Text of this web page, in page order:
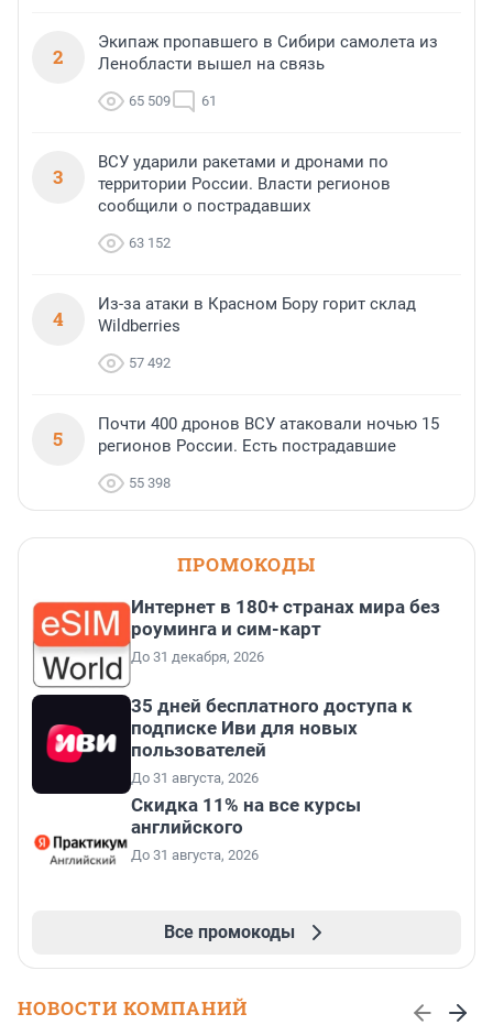
2
Экипаж пропавшего в Сибири самолета из
Ленобласти вышел на связь
65 509 61
3
ВСУ ударили ракетами и дронами по
территории России. Власти регионов
сообщили о пострадавших
63 152
4
Из-за атаки в Красном Бору горит склад
Wildberries
57 492
5
Почти 400 дронов ВСУ атаковали ночью 15
регионов России. Есть пострадавшие
55 398
ПРОМОКОДЫ
Интернет в 180+ странах мира без
роуминга и сим-карт
До 31 декабря, 2026
35 дней бесплатного доступа к
подписке Иви для новых
пользователей
До 31 августа, 2026
Скидка 11% на все курсы
английского
До 31 августа, 2026
Все промокоды
НОВОСТИ КОМПАНИЙ